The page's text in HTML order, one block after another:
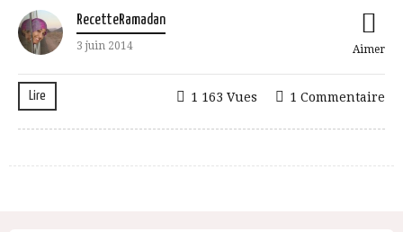
RecetteRamadan
3 juin 2014 Aimer
Lire 1 Commentaire
1 163 Vues